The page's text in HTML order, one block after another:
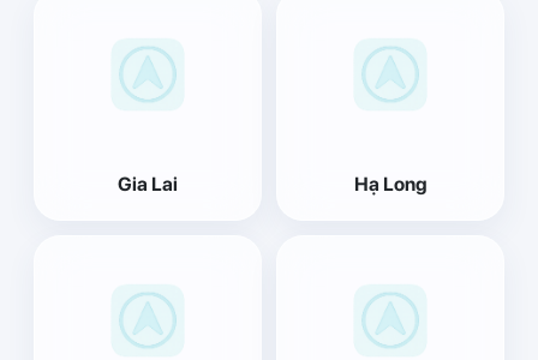
Gia Lai Hạ Long